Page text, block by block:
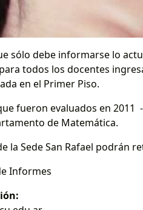
sólo debe informarse lo
todos los docentes
en el Primer Piso.
fueron evaluados en
de Matemática.
la Sede San Rafael podrán
Informes